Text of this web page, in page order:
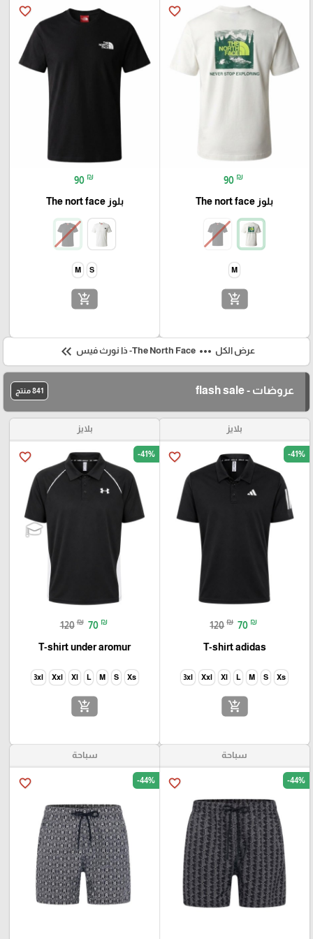
favorite_border
90 ₪
بلوز The nort face
M
add_shopping_cart
favorite_border
90 ₪
بلوز The nort face
S
M
add_shopping_cart
عرض الكل more_horiz
keyboard_double_arrow_left
عروضات - flash sale 841 منتج
بلايز
favorite_border -41%
120 ₪ 70 ₪
T-shirt adidas
Xs
S
M
L
Xl
Xxl
3xl
add_shopping_cart
بلايز
favorite_border -41%
120 ₪ 70 ₪
T-shirt under aromur
Xs
S
M
L
Xl
Xxl
3xl
add_shopping_cart
سباحة
favorite_border -44%
سباحة
favorite_border -44%